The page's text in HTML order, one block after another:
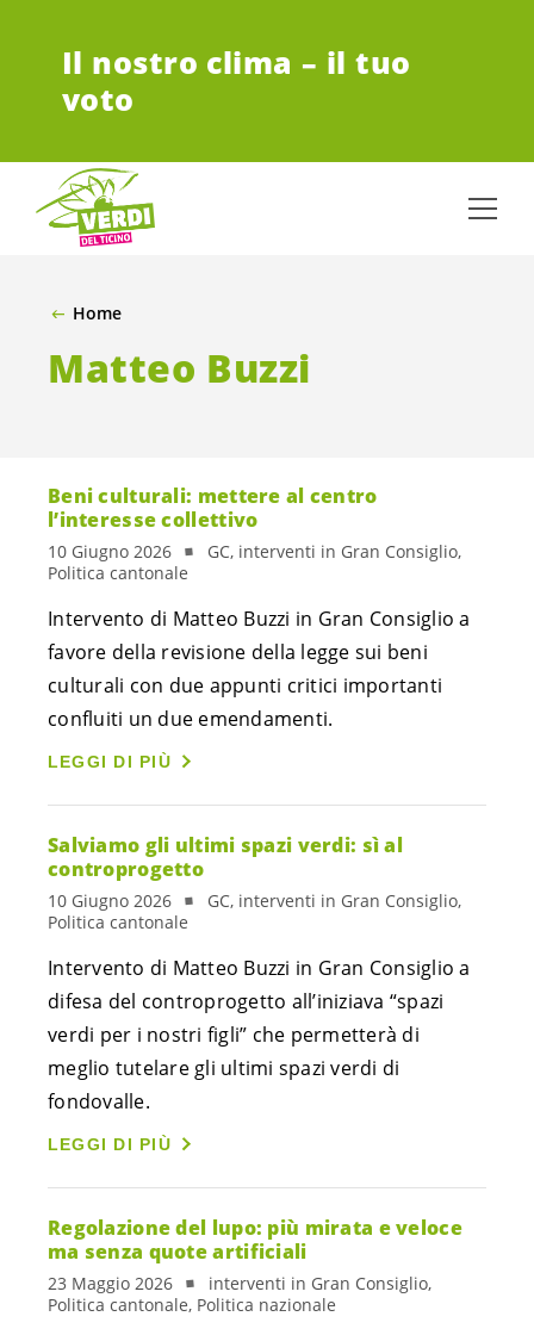
Il nostro clima – il tuo
voto
Home
Matteo Buzzi
Beni culturali: mettere al centro
l’interesse collettivo
10 Giugno 2026
GC, interventi in Gran Consiglio,
Politica cantonale
Intervento di Matteo Buzzi in Gran Consiglio a
favore della revisione della legge sui beni
culturali con due appunti critici importanti
confluiti un due emendamenti.
LEGGI DI PIÙ
Salviamo gli ultimi spazi verdi: sì al
controprogetto
10 Giugno 2026
GC, interventi in Gran Consiglio,
Politica cantonale
Intervento di Matteo Buzzi in Gran Consiglio a
difesa del controprogetto all’iniziava “spazi
verdi per i nostri figli” che permetterà di
meglio tutelare gli ultimi spazi verdi di
fondovalle.
LEGGI DI PIÙ
Regolazione del lupo: più mirata e veloce
ma senza quote artificiali
23 Maggio 2026
interventi in Gran Consiglio,
Politica cantonale, Politica nazionale